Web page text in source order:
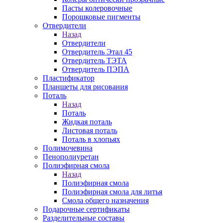
Пасты колеровочные
Порошковые пигменты
Отвердители
Назад
Отвердители
Отвердитель Этал 45
Отвердитель ТЭТА
Отвердитель ПЭПА
Пластификатор
Планшеты для рисования
Поталь
Назад
Поталь
Жидкая поталь
Листовая поталь
Поталь в хлопьях
Полимочевина
Пенополиуретан
Полиэфирная смола
Назад
Полиэфирная смола
Полиэфирная смола для литья
Смола общего назначения
Подарочные сертификаты
Разделительные составы